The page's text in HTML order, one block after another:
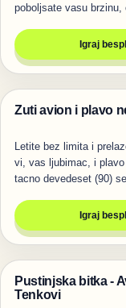
poboljsate vasu brzinu,
Igraj
Trke
Zuti avion i plavo
Letite bez limita i
vi, vas ljubimac, i
tacno devedeset (90)
Igraj
Pucanje
Pustinjska bitka -
Tenkovi